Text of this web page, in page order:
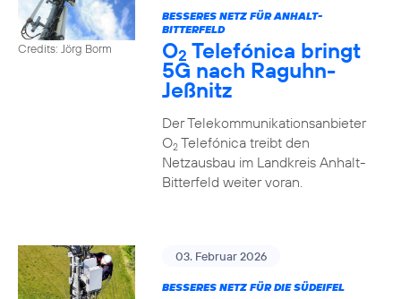
Credits: Jörg Borm
BESSERES NETZ FÜR ANHALT-
BITTERFELD
O2 Telefónica bringt
5G nach Raguhn-
Jeßnitz
Der Telekommunikationsanbieter
O2Telefónica treibt den
Netzausbau im Landkreis Anhalt-
Bitterfeld weiter voran.
03. Februar 2026
BESSERES NETZ FÜR DIE SÜDEIFEL